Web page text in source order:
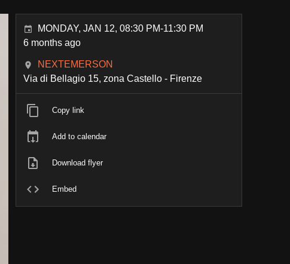
MONDAY, JAN 12, 08:30 PM-11:30 PM
6 months ago
NEXTEMERSON
Via di Bellagio 15, zona Castello - Firenze
Copy link
Add to calendar
Download flyer
Embed